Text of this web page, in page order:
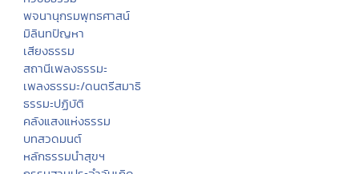
พจนานุกรมพุทธศาสน์
มิลินทปัญหา
เสียงธรรม
สถานีเพลงธรรมะ
เพลงธรรมะ/ดนตรีสมาธิ
ธรรมะปฏิบัติ
คลังแสงแห่งธรรม
บทสวดมนต์
หลักธรรมนำสุขฯ